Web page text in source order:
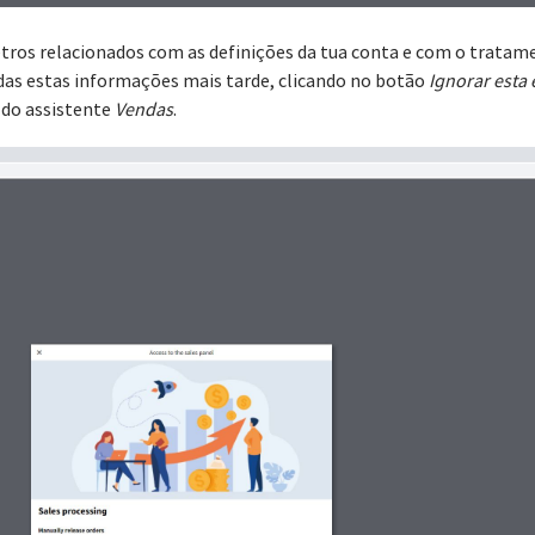
relacionados com as definições da tua conta e com o
estas informações mais tarde, clicando no botão Ignorar esta
assistente Vendas.